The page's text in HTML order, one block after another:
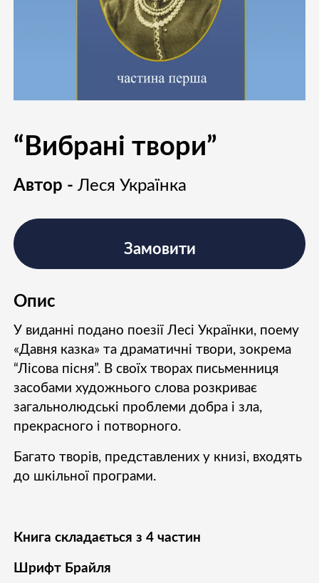
“Вибрані твори”
Автор -Леся Українка
Опис
У виданні подано поезії Лесі Українки, поему
«Давня казка» та драматичні твори, зокрема
“Лісова пісня”. В своїх творах письменниця
засобами художнього слова розкриває
загальнолюдські проблеми добра і зла,
прекрасного і потворного.
Багато творів, представлених у книзі, входять
до шкільної програми.
Книга складається з 4 частин
Шрифт Брайля
Замовити